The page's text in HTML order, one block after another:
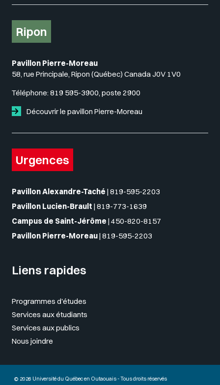
Ripon
Pavillon Pierre-Moreau
58, rue Principale, Ripon (Québec) Canada J0V 1V0
Téléphone: 819 595-3900, poste 2900
Découvrir le pavillon Pierre-Moreau
Urgences
Pavillon Alexandre-Taché | 819-595-2203
Pavillon Lucien-Brault | 819-773-1639
Campus de Saint-Jérôme | 450-820-8157
Pavillon Pierre-Moreau| 819-595-2203
Liens rapides
Programmes d'études
Services aux étudiants
Services aux publics
Nous joindre
© 2026 Université du Québec en Outaouais - Tous droits réservés